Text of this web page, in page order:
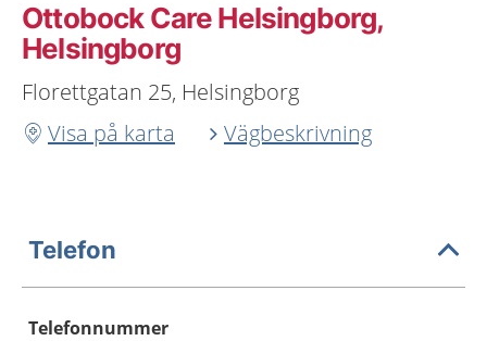
Ottobock Care Helsingborg,
Helsingborg
Florettgatan 25, Helsingborg
Visa på karta
Vägbeskrivning
Telefon
Telefonnummer